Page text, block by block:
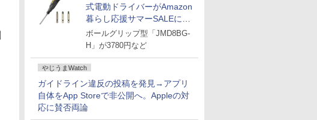
式電動ドライバーがAmazon
暮らし応援サマーSALEに登
場
ボールグリップ型「JMD8BG-
H」が3780円など
やじうまWatch
ガイドライン違反の投稿を発見→アプリ
自体をApp Storeで非公開へ。Appleの対
応に賛否両論